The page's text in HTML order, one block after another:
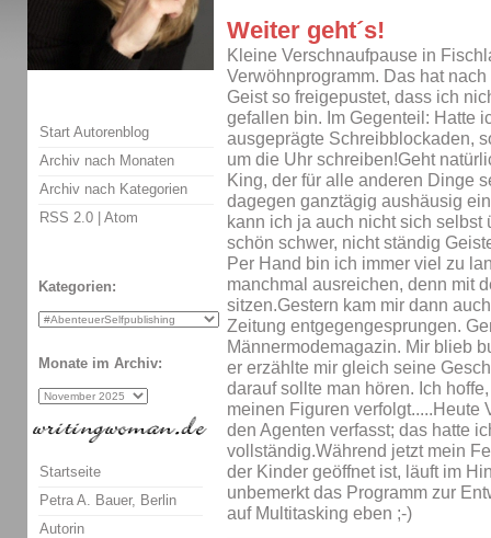
Weiter geht´s!
Kleine Verschnaufpause in
Verwöhnprogramm. Das hat
Geist so freigepustet, dass ich
gefallen bin. Im Gegenteil: Hatte
ausgeprägte Schreibblockaden,
um die Uhr schreiben!Geht
King, der für alle anderen Dinge
dagegen ganztägig aushäusig
kann ich ja auch nicht sich selbst
schön schwer, nicht ständig
Per Hand bin ich immer viel zu
manchmal ausreichen, denn mit
sitzen.Gestern kam mir dann
Zeitung entgegengesprungen.
Männermodemagazin. Mir blieb
er erzählte mir gleich seine
darauf sollte man hören. Ich
meinen Figuren verfolgt.....Heute
den Agenten verfasst; das hatte
vollständig.Während jetzt mein
der Kinder geöffnet ist, läuft im
unbemerkt das Programm zur
auf Multitasking eben ;-)
Start Autorenblog
Archiv nach Monaten
Archiv nach Kategorien
RSS 2.0 | Atom
Kategorien:
Monate im Archiv:
Startseite
Petra A. Bauer, Berlin
Autorin